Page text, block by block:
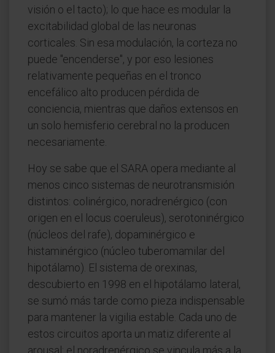
visión o el tacto); lo que hace es modular la
excitabilidad global de las neuronas
corticales. Sin esa modulación, la corteza no
puede "encenderse", y por eso lesiones
relativamente pequeñas en el tronco
encefálico alto producen pérdida de
conciencia, mientras que daños extensos en
un solo hemisferio cerebral no la producen
necesariamente.
Hoy se sabe que el SARA opera mediante al
menos cinco sistemas de neurotransmisión
distintos: colinérgico, noradrenérgico (con
origen en el locus coeruleus), serotoninérgico
(núcleos del rafe), dopaminérgico e
histaminérgico (núcleo tuberomamilar del
hipotálamo). El sistema de orexinas,
descubierto en 1998 en el hipotálamo lateral,
se sumó más tarde como pieza indispensable
para mantener la vigilia estable. Cada uno de
estos circuitos aporta un matiz diferente al
arousal: el noradrenérgico se vincula más a la